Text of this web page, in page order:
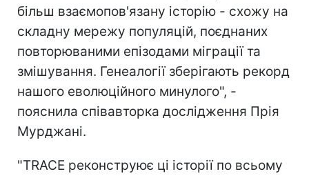
більш взаємопов'язану історію - схожу на
складну мережу популяцій, поєднаних
повторюваними епізодами міграції та
змішування. Генеалогії зберігають рекорд
нашого еволюційного минулого", -
пояснила співавторка дослідження Прія
Мурджані.
"TRACE реконструює ці історії по всьому